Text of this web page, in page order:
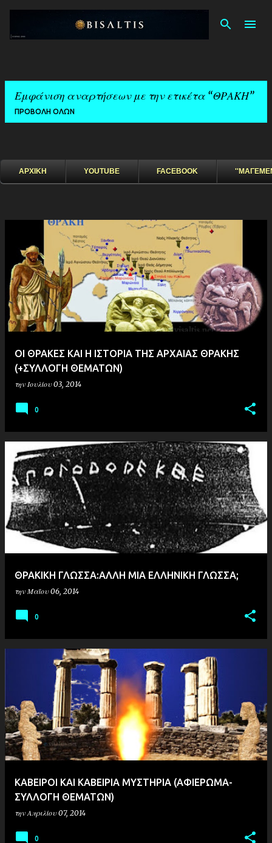
Εμφάνιση αναρτήσεων με την ετικέτα ΘΡΑΚΗ
ΠΡΟΒΟΛΉ ΌΛΩΝ
Α
ΑΡΧΙΚΗ YOUTUBE FACEBOOK
ΟΙ ΘΡΑΚΕΣ ΚΑΙ Η ΙΣΤΟΡΙΑ ΤΗΣ ΑΡΧΑΙΑΣ ΘΡΑΚΗΣ
(+ΣΥΛΛΟΓΗ ΘΕΜΑΤΩΝ)
την Ιουλίου 03, 2014
0
ΘΡΑΚΙΚΗ ΓΛΩΣΣΑ:ΑΛΛΗ ΜΙΑ ΕΛΛΗΝΙΚΗ ΓΛΩΣΣΑ;
την Μαΐου 06, 2014
0
ΚΑΒΕΙΡΟΙ ΚΑΙ ΚΑΒΕΙΡΙΑ ΜΥΣΤΗΡΙΑ (ΑΦΙΕΡΩΜΑ-
ΣΥΛΛΟΓΗ ΘΕΜΑΤΩΝ)
την Απριλίου 07, 2014
0